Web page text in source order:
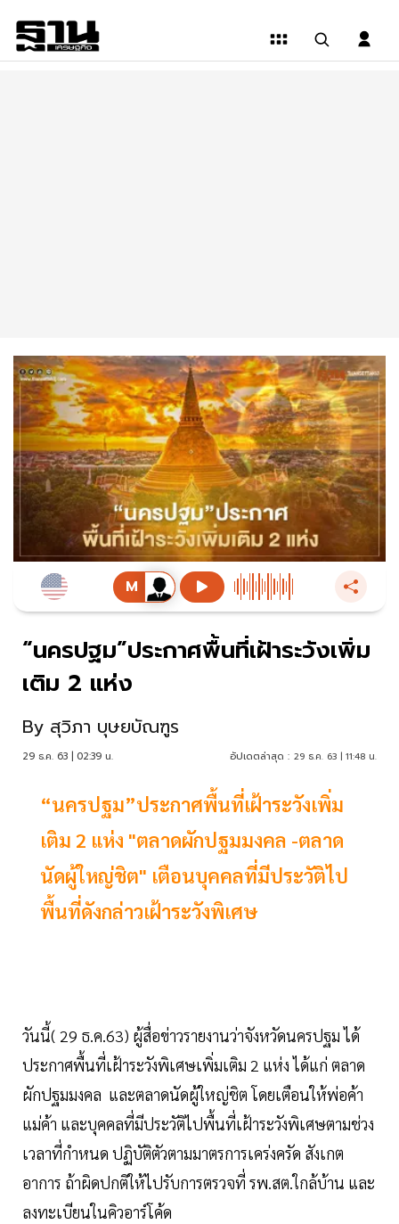
“นครปฐม”ประกาศพื้นที่เฝ้าระวังเพิ่ม
เติม 2 แห่ง
By สุวิภา บุษยบัณฑูร
29 ธ.ค. 63 | 02:39 น. อัปเดตล่าสุด : 29 ธ.ค. 63 | 11:48 น.
“นครปฐม”ประกาศพื้นที่เฝ้าระวังเพิ่ม
เติม 2 แห่ง "ตลาดผักปฐมมงคล -ตลาด
นัดผู้ใหญ่ชิต" เตือนบุคคลที่มีประวัติไป
พื้นที่ดังกล่าวเฝ้าระวังพิเศษ
วันนี้( 29 ธ.ค.63) ผู้สื่อข่าวรายงานว่าจังหวัดนครปฐม ได้
ประกาศพื้นที่เฝ้าระวังพิเศษเพิ่มเติม 2 แห่ง ได้แก่ ตลาด
ผักปฐมมงคล และตลาดนัดผู้ใหญ่ชิต โดยเตือนให้พ่อค้า
แม่ค้า และบุคคลที่มีประวัติไปพื้นที่เฝ้าระวังพิเศษตามช่วง
เวลาที่กำหนด ปฏิบัติตัวตามมาตรการเคร่งครัด สังเกต
อาการ ถ้าผิดปกติให้ไปรับการตรวจที่ รพ.สต.ใกล้บ้าน และ
ลงทะเบียนในคิวอาร์โค้ด